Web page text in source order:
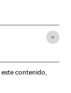
contenido,